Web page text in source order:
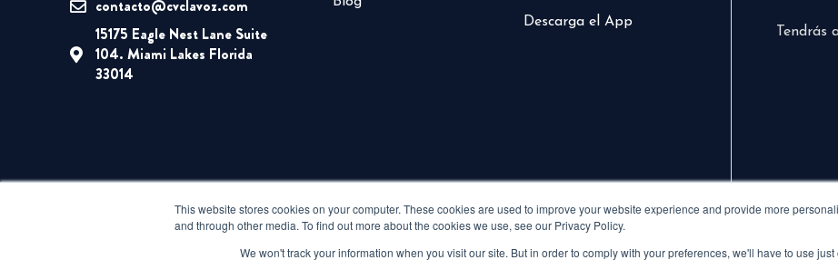
This website stores cookies on your computer. These cookies are used to improve your website experience and provide more
and through other media. To find out more about the cookies we use, see our Privacy Policy.
We won't track your information when you visit our site. But in order to comply with your preferences, we'll have to use
contacto@cvclavoz.com
15175 Eagle Nest Lane Suite
104. Miami Lakes Florida
33014
Descarga el App